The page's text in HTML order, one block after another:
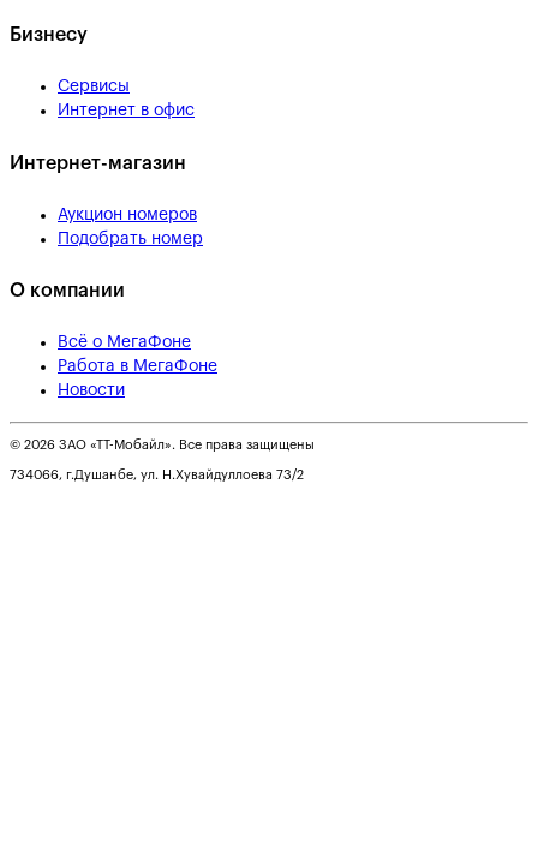
Бизнесу
Сервисы
Интернет в офис
Интернет-магазин
Аукцион номеров
Подобрать номер
О компании
Всё о МегаФоне
Работа в МегаФоне
Новости
© 2026 ЗАО «ТТ-Мобайл». Все права защищены
734066, г.Душанбе, ул. Н.Хувайдуллоева 73/2